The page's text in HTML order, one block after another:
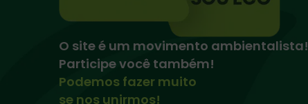
O site é um movimento ambientalista!
Participe você também!
Podemos fazer muito
se nos unirmos!